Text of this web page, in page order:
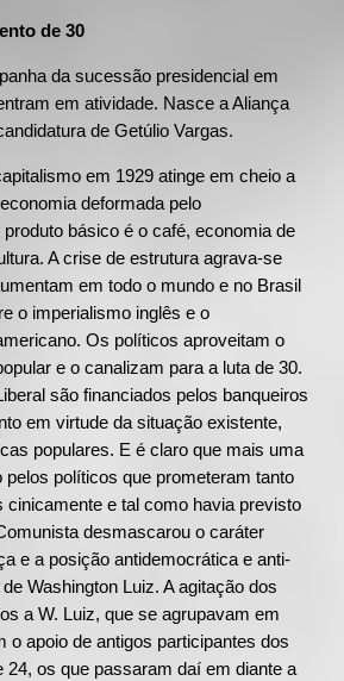
de 30
da sucessão presidencial em
em atividade. Nasce a Aliança
de Getúlio Vargas.
em 1929 atinge em cheio a
deformada pelo
básico é o café, economia de
A crise de estrutura agrava-se
em todo o mundo e no Brasil
o imperialismo inglês e o
Os políticos aproveitam o
e o canalizam para a luta de 30.
são financiados pelos banqueiros
em virtude da situação existente,
populares. E é claro que mais uma
pelos políticos que prometeram tanto
cinicamente e tal como havia previsto
desmascarou o caráter
e a posição antidemocrática e anti-
Washington Luiz. A agitação dos
a W. Luiz, que se agrupavam em
o apoio de antigos participantes dos
24, os que passaram daí em diante a